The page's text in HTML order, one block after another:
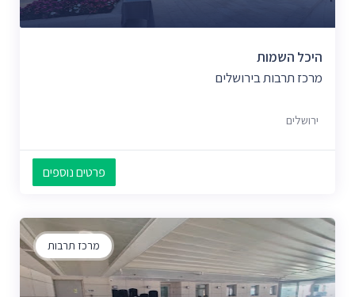
היכל השמות
מרכז תרבות בירושלים
ירושלים
פרטים נוספים
מרכז תרבות